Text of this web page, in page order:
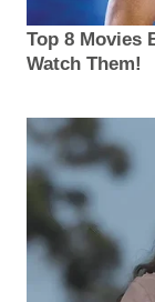
Top 8 Movies
Watch Them!